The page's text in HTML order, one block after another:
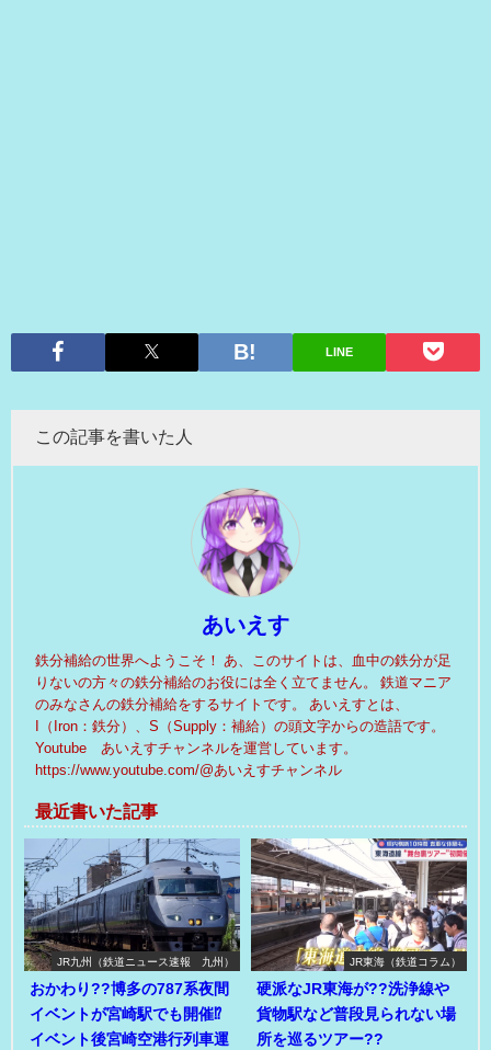
LINE
この記事を書いた人
あいえす
鉄分補給の世界へようこそ！ あ、このサイトは、血中の鉄分が足
りないの方々の鉄分補給のお役には全く立てません。 鉄道マニア
のみなさんの鉄分補給をするサイトです。 あいえすとは、
I（Iron：鉄分）、S（Supply：補給）の頭文字からの造語です。
Youtube あいえすチャンネルを運営しています。
https://www.youtube.com/@あいえすチャンネル
最近書いた記事
JR九州（鉄道ニュース速報 九州）
おかわり??博多の787系夜間
イベントが宮崎駅でも開催⁉
イベント後宮崎空港行列車運
JR東海（鉄道コラム）
硬派なJR東海が??洗浄線や
貨物駅など普段見られない場
所を巡るツアー??